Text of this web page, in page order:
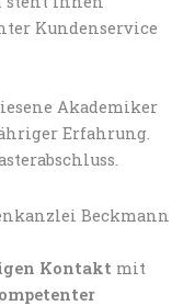
Akademiker
Erfahrung.
Kontakt mit